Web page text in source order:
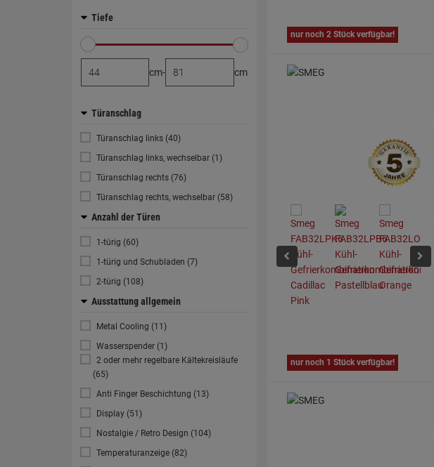
Tiefe
cm- cm
Türanschlag
Türanschlag links (40)
Türanschlag links, wechselbar (1)
Türanschlag rechts (76)
Türanschlag rechts, wechselbar (58)
Anzahl der Türen
1-türig (60)
1-türig und Schubladen (7)
2-türig (108)
Ausstattung allgemein
Metal Cooling (11)
Wasserspender (1)
2 oder mehr regelbare Kältekreisläufe
(65)
Anti Finger Beschichtung (13)
Display (51)
Nostalgie / Retro Design (104)
Temperaturanzeige (82)
nur noch 2 Stück verfügbar!
nur noch 1 Stück verfügbar!